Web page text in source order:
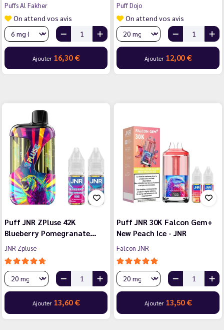
Puffs Al Fakher
On attend vos avis
Ajouter 16,30 €
Puff Dojo
On attend vos avis
Ajouter 12,00 €
Puff JNR ZPluse 42K
Blueberry Pomegranate…
JNR Zpluse
Ajouter 13,60 €
Puff JNR 30K Falcon Gem+
New Peach Ice - JNR
Falcon JNR
Ajouter 13,50 €